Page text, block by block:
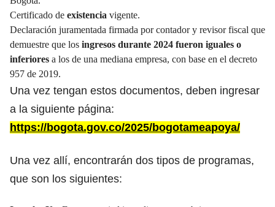
Certificado de existencia vigente.
Declaración juramentada firmada por contador y revisor fiscal que
demuestre que los ingresos durante 2024 fueron iguales o
inferiores a los de una mediana empresa, con base en el decreto
957 de 2019.
Una vez tengan estos documentos, deben ingresar
a la siguiente página:
https://bogota.gov.co/2025/bogotameapoya/
Una vez allí, encontrarán dos tipos de programas,
que son los siguientes: